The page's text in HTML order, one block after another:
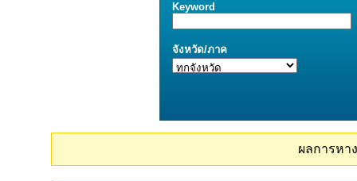
Keyword
จังหวัด/ภาค
ผลการหา